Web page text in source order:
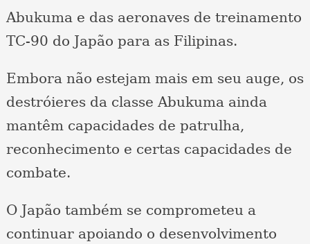
Abukuma e das aeronaves de treinamento
TC-90 do Japão para as Filipinas.
Embora não estejam mais em seu auge, os
destróieres da classe Abukuma ainda
mantêm capacidades de patrulha,
reconhecimento e certas capacidades de
combate.
O Japão também se comprometeu a
continuar apoiando o desenvolvimento